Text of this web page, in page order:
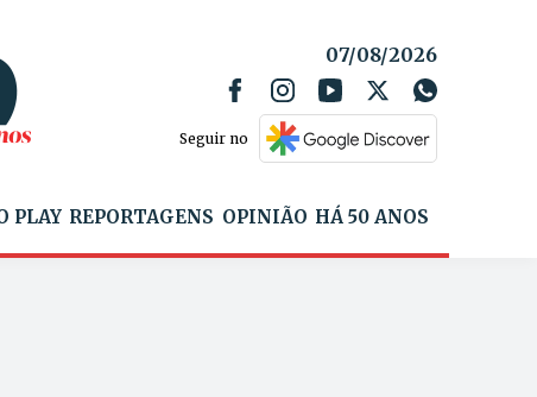
07/08/2026
Seguir no
PLAY REPORTAGENS OPINIÃO HÁ 50 ANOS